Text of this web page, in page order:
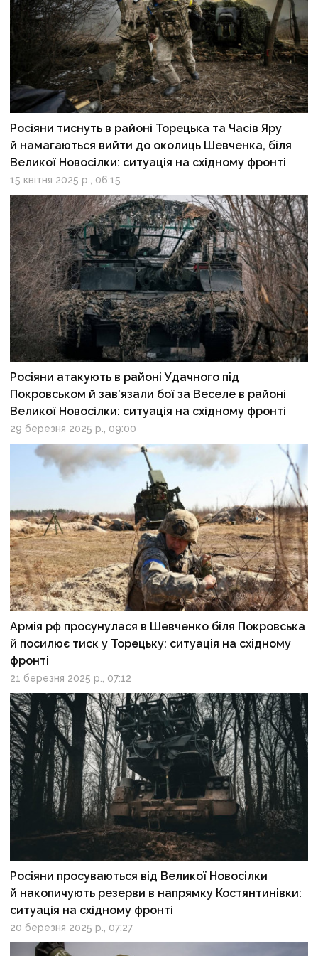
Росіяни тиснуть в районі Торецька та Часів Яру
й намагаються вийти до околиць Шевченка, біля
Великої Новосілки: ситуація на східному фронті
15 квітня 2025 р., 06:15
Росіяни атакують в районі Удачного під
Покровськом й зав’язали бої за Веселе в районі
Великої Новосілки: ситуація на східному фронті
29 березня 2025 р., 09:00
Армія рф просунулася в Шевченко біля Покровська
й посилює тиск у Торецьку: ситуація на східному
фронті
21 березня 2025 р., 07:12
Росіяни просуваються від Великої Новосілки
й накопичують резерви в напрямку Костянтинівки:
ситуація на східному фронті
20 березня 2025 р., 07:27